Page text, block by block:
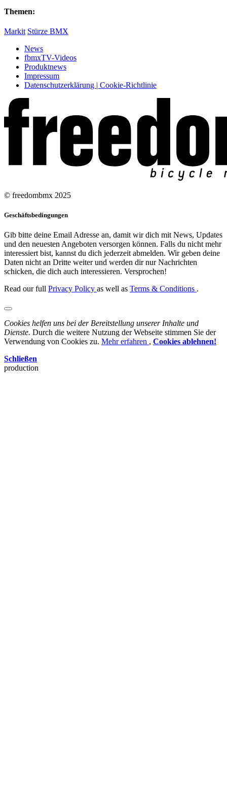
Themen:
Markit Stürze BMX
News
fbmxTV-Videos
Produktnews
Impressum
Datenschutzerklärung | Cookie-Richtlinie
© freedombmx 2025
Geschäftsbedingungen
Gib bitte deine Email Adresse an, damit wir dich mit News, Updates
und den neuesten Angeboten versorgen können. Falls du nicht mehr
interessiert bist, kannst du dich jederzeit abmelden. Wir geben deine
Daten nicht an Dritte weiter und werden dir nur Nachrichten
schicken, die dich auch interessieren. Versprochen!
Read our full Privacy Policy as well as Terms & Conditions .
Cookies helfen uns bei der Bereitstellung unserer Inhalte und
Dienste. Durch die weitere Nutzung der Webseite stimmen Sie der
Verwendung von Cookies zu. Mehr erfahren , Cookies ablehnen!
Schließen
production